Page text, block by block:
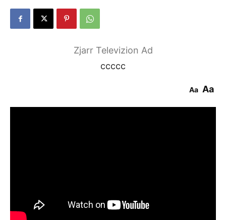
Zjarr Televizion Ad
ccccc
Aa Aa